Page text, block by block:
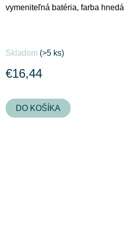
vymeniteľná batéria, farba hnedá
Skladom (>5 ks)
€16,44
DO KOŠÍKA